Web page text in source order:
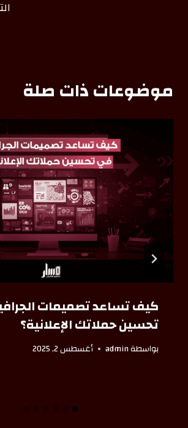
موضوعات ذات صلة
كيف تساعد تصميمات
تحسين حملاتك الإعلانية؟
بواسطةadmin أغسطس 2, 2025